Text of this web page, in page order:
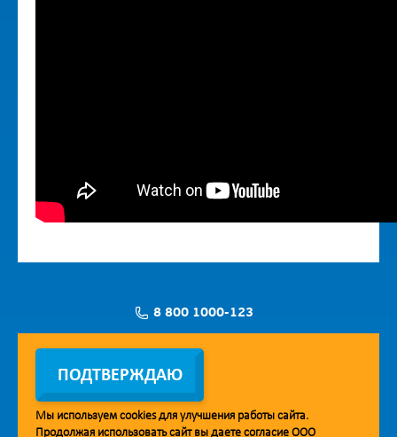
8 800 1000-123
Заявка на установку
ПОДТВЕРЖДАЮ
Мы используем cookiesдля улучшения работы сайта.
Продолжая использовать сайт вы даете согласие ООО